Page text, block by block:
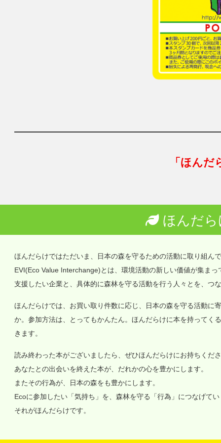
「ほん
ほんだら
ほんだらけではただいま、日本の森を守るための活動に取り組ん
EVI(Eco Value Interchange)とは、環境活動の新しい価値が集ま
支援したい企業と、具体的に森林を守る活動を行う人々とを、つ
ほんだらけでは、お買い取り件数に応じ、日本の森を守る活動に
か。参加方法は、とってもかんたん。ほんだらけに本を持ってく
きます。
読み終わった本がございましたら、ぜひほんだらけにお持ちくだ
あなたとの出会いを終えた本が、だれかの心を豊かにします。
またその行為が、日本の森をも豊かにします。
Ecoに参加したい「気持ち」を、森林を守る「行為」につなげて
それがほんだらけです。